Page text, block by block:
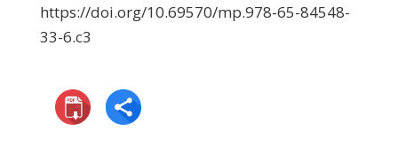
https://doi.org/10.69570/mp.978-65-84548-
33-6.c3